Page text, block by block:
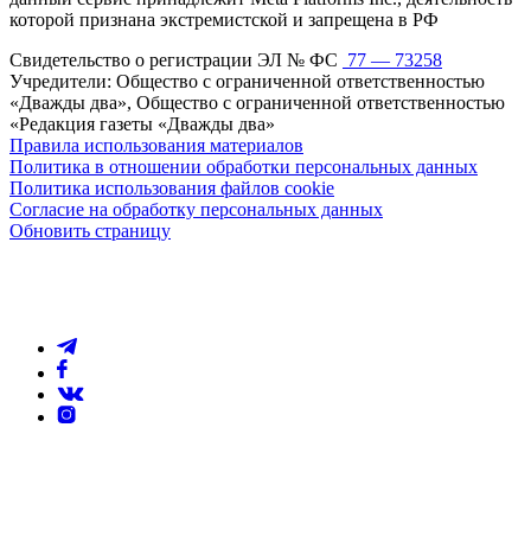
которой признана экстремистской и запрещена в РФ
Свидетельство о регистрации ЭЛ № ФС 77 — 73258
Учредители: Общество с ограниченной ответственностью
«Дважды два», Общество с ограниченной ответственностью
«Редакция газеты «Дважды два»
Правила использования материалов
Политика в отношении обработки персональных данных
Политика использования файлов cookie
Согласие на обработку персональных данных
Обновить страницу